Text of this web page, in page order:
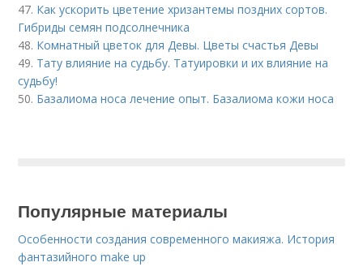
47. Как ускорить цветение хризантемы поздних сортов.
Гибриды семян подсолнечника
48. Комнатный цветок для Девы. Цветы счастья Девы
49. Тату влияние на судьбу. Татуировки и их влияние на
судьбу!
50. Базалиома носа лечение опыт. Базалиома кожи носа
Популярные материалы
Особенности создания современного макияжа. История
фантазийного make up